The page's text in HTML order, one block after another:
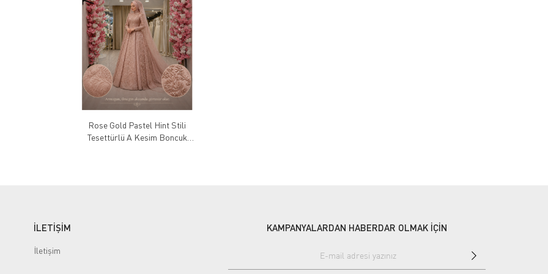
Rose Gold Pastel Hint Stili
Tesettürlü A Kesim Boncuk
İLETİŞİM
İletişim
KAMPANYALARDAN HABERDAR OLMAK İÇİN